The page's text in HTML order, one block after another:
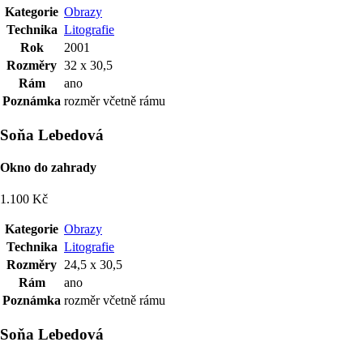
Kategorie Obrazy
Technika Litografie
Rok
2001
Rozměry 32 x 30,5
Rám
ano
Poznámka rozměr včetně rámu
Soňa Lebedová
Okno do zahrady
1.100 Kč
Kategorie Obrazy
Technika Litografie
Rozměry 24,5 x 30,5
Rám
ano
Poznámka rozměr včetně rámu
Soňa Lebedová